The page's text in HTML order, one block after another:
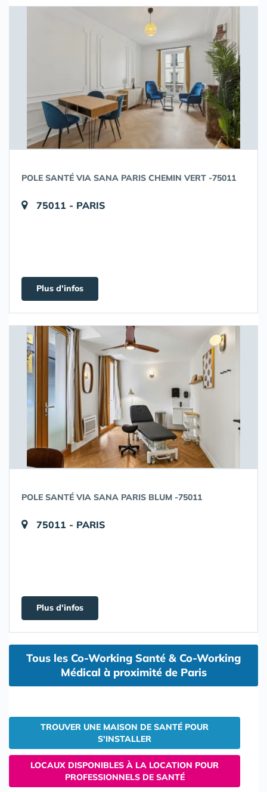
POLE SANTÉ VIA SANA PARIS CHEMIN VERT -75011
75011 - PARIS
Plus d'infos
POLE SANTÉ VIA SANA PARIS BLUM -75011
75011 - PARIS
Plus d'infos
Tous les Co-Working Santé & Co-Working
Médical à proximité de Paris
TROUVER UNE MAISON DE SANTÉ POUR
S'INSTALLER
LOCAUX DISPONIBLES À LA LOCATION POUR
PROFESSIONNELS DE SANTÉ